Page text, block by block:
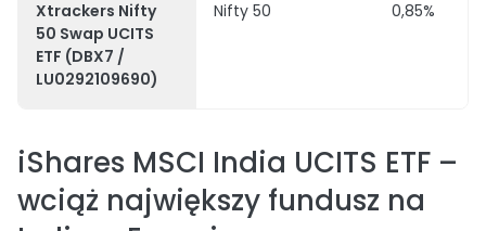
Xtrackers Nifty
50 Swap UCITS
ETF (DBX7 /
LU0292109690)
Nifty 50 0,85%
iShares MSCI India UCITS ETF –
wciąż największy fundusz na